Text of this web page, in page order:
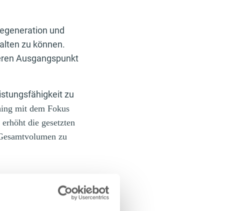
und
zu können.
Ausgangspunkt
zu
mit dem Fokus
die gesetzten
zu
das Volumen im